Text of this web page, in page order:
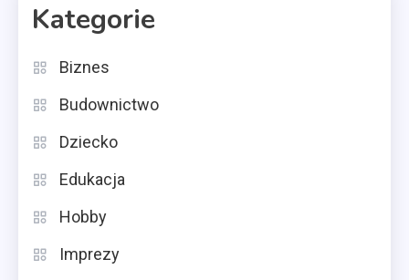
Kategorie
Biznes
Budownictwo
Dziecko
Edukacja
Hobby
Imprezy